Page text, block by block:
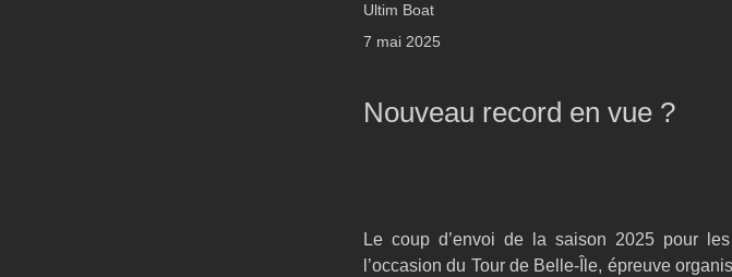
Ultim Boat
7 mai 2025
Nouveau record en vue ?
Le coup d’envoi de la saison 2025 pour
l’occasion du Tour de Belle-Île, épreuve